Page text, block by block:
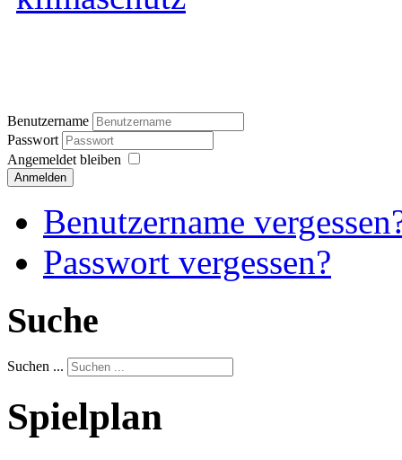
Benutzername
Passwort
Angemeldet bleiben
Anmelden
Benutzername
Passwort vergessen?
Suche
Suchen ...
Spielplan